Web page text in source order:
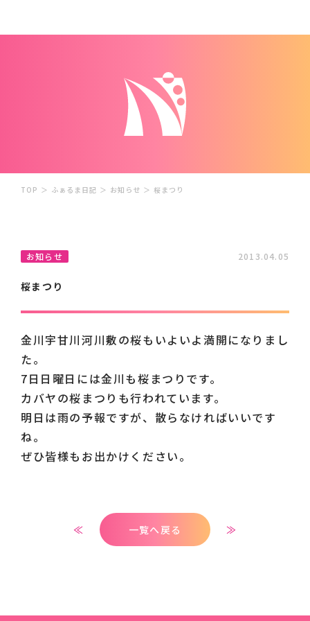
TOP ＞ ふぁるま日記 ＞ お知らせ ＞ 桜まつり
お知らせ 2013.04.05
桜まつり
金川宇甘川河川敷の桜もいよいよ満開になりまし
た。
7日日曜日には金川も桜まつりです。
カバヤの桜まつりも行われています。
明日は雨の予報ですが、散らなければいいです
ね。
ぜひ皆様もお出かけください。
≪ 一覧へ戻る ≫